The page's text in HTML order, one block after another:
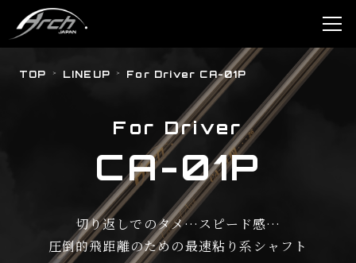
TOP LINEUP For Driver CA-01P
For Driver
CA-01P
切り返しでのタメ…スピード感…
圧倒的飛距離のための最速粘り系シャフト